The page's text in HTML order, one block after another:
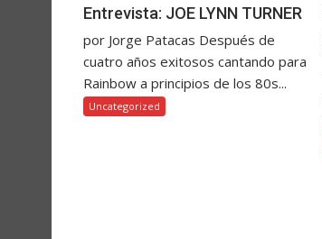
Entrevista: JOE LYNN TURNER
por Jorge Patacas Después de
cuatro años exitosos cantando para
Rainbow a principios de los 80s...
Uncategorized